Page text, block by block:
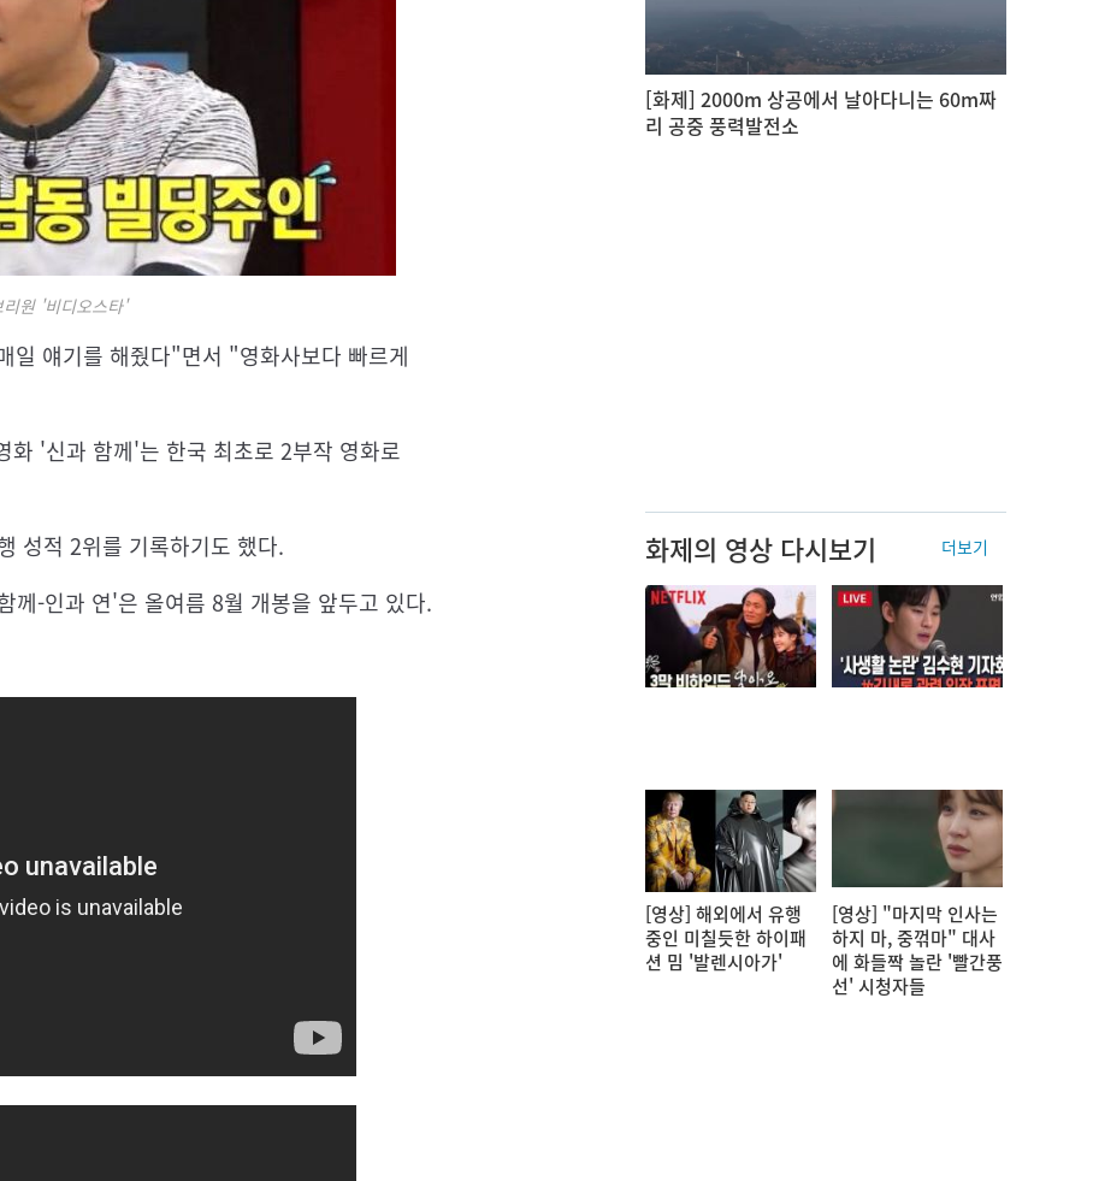
원 '비디오스타'
일 얘기를 해줬다"면서 "영화사보다 빠르게
화 '신과 함께'는 한국 최초로 2부작 영화로
성적 2위를 기록하기도 했다.
께-인과 연'은 올여름 8월 개봉을 앞두고 있다.
[화제] 2000m 상공에서 날아다니는 60m짜
리 공중 풍력발전소
화제의 영상 다시보기 더보기
[영상] 해외에서 유행
중인 미칠듯한 하이패
션 밈 '발렌시아가'
[영상] "마지막 인사는
하지 마, 중꺾마" 대사
에 화들짝 놀란 '빨간풍
선' 시청자들